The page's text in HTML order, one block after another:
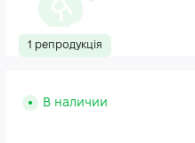
1 репродукція
В наличии